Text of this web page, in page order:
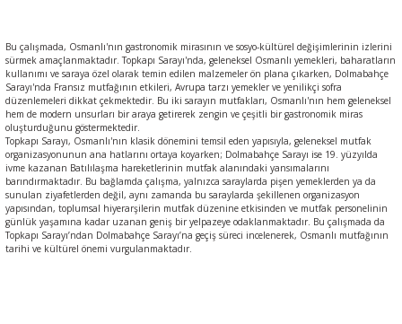
Bu çalışmada, Osmanlı'nın gastronomik mirasının ve sosyo-kültürel değişimlerinin izlerini
sürmek amaçlanmaktadır. Topkapı Sarayı'nda, geleneksel Osmanlı yemekleri, baharatların
kullanımı ve saraya özel olarak temin edilen malzemeler ön plana çıkarken, Dolmabahçe
Sarayı'nda Fransız mutfağının etkileri, Avrupa tarzı yemekler ve yenilikçi sofra
düzenlemeleri dikkat çekmektedir. Bu iki sarayın mutfakları, Osmanlı'nın hem geleneksel
hem de modern unsurları bir araya getirerek zengin ve çeşitli bir gastronomik miras
oluşturduğunu göstermektedir.
Topkapı Sarayı, Osmanlı'nın klasik dönemini temsil eden yapısıyla, geleneksel mutfak
organizasyonunun ana hatlarını ortaya koyarken; Dolmabahçe Sarayı ise 19. yüzyılda
ivme kazanan Batılılaşma hareketlerinin mutfak alanındaki yansımalarını
barındırmaktadır. Bu bağlamda çalışma, yalnızca saraylarda pişen yemeklerden ya da
sunulan ziyafetlerden değil, aynı zamanda bu saraylarda şekillenen organizasyon
yapısından, toplumsal hiyerarşilerin mutfak düzenine etkisinden ve mutfak personelinin
günlük yaşamına kadar uzanan geniş bir yelpazeye odaklanmaktadır. Bu çalışmada da
Topkapı Sarayı’ndan Dolmabahçe Sarayı’na geçiş süreci incelenerek, Osmanlı mutfağının
tarihi ve kültürel önemi vurgulanmaktadır.